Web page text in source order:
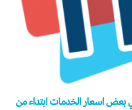
اسعار الخدمات ابتداء من